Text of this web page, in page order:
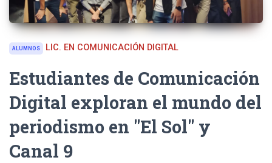
ALUMNOS LIC. EN COMUNICACIÓN DIGITAL
Estudiantes de Comunicación
Digital exploran el mundo del
periodismo en "El Sol" y
Canal 9